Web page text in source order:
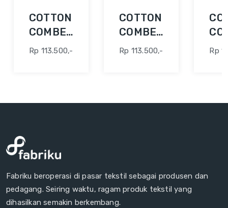
COTTON
COMBED
30S 42"
Rp 113.500,-
COTTON
COMBED
30S 42"
Rp 113.500,- Rp
Fabriku beroperasi di pasar tekstil sebagai produsen dan
pedagang. Seiring waktu, ragam produk tekstil yang
dihasilkan semakin berkembang.